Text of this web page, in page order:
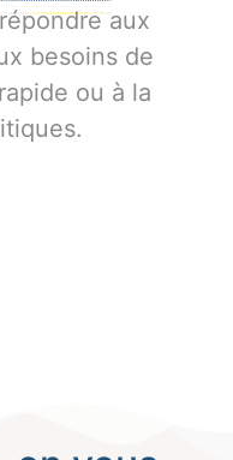
aux
besoins de
ou à la